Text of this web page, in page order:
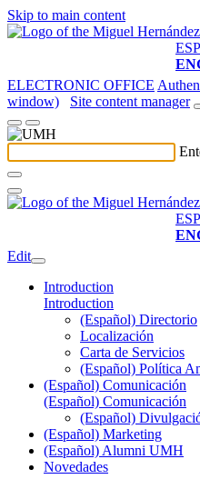
Skip to main content
ELECTRONIC OFFICE
window)
Site content manager
Edit
Introduction
Introduction
(Español) Directorio
Localización
Carta de Servicios
(Español) Política
(Español) Comunicación
(Español) Comunicación
(Español)
(Español) Marketing
(Español) Alumni UMH
Novedades